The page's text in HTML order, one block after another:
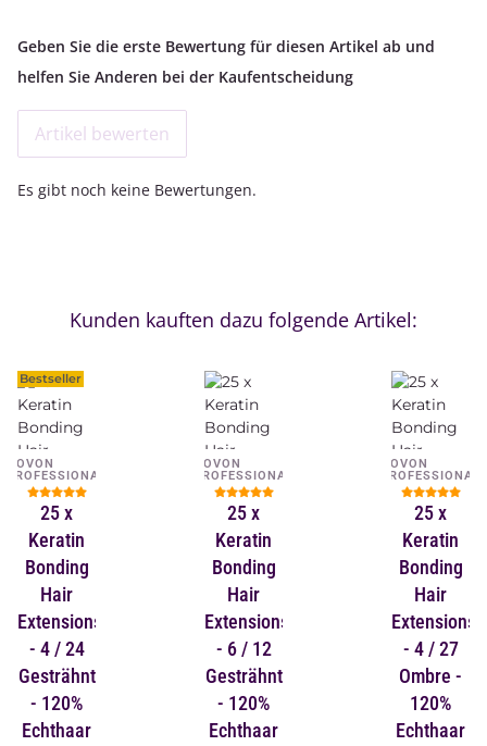
Geben Sie die erste Bewertung für diesen Artikel ab und
helfen Sie Anderen bei der Kaufentscheidung
Artikel bewerten
Es gibt noch keine Bewertungen.
Kunden kauften dazu folgende Artikel:
Bestseller
NOVON
PROFESSIONAL
25 x
Keratin
Bonding
Hair
Extensions
- 4 / 24
Gesträhnt
- 120%
Echthaar
NOVON
PROFESSIONAL
25 x
Keratin
Bonding
Hair
Extensions
- 6 / 12
Gesträhnt
- 120%
Echthaar
NOVON
PROFESSIONAL
25 x
Keratin
Bonding
Hair
Extensions
- 4 / 27
Ombre -
120%
Echthaar